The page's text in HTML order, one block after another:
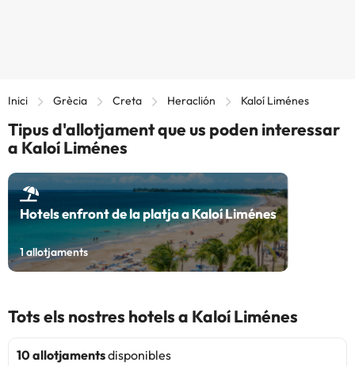
Inici Grècia Creta Heraclión Kaloí Liménes
Tipus d'allotjament que us poden interessar
a Kaloí Liménes
Hotels enfront de la platja a Kaloí Liménes
1allotjaments
Tots els nostres hotels a Kaloí Liménes
10 allotjamentsdisponibles